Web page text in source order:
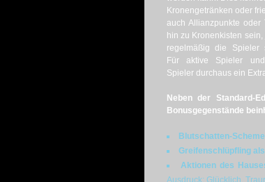
Kronengetränken oder
auch Allianzpunkte oder
hin zu Kronenkisten
regelmäßig die Spieler
Für aktive Spieler
Spieler durchaus ein
Neben der Standard-
Bonusgegenstände
Blutschatten-
Greifenschlüpfling
Aktionen des
Ausdruck: Glücklich,